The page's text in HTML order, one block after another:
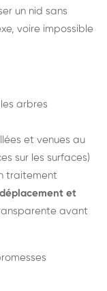
un nid sans
voire impossible
arbres
et venues au
sur les surfaces)
traitement
et
avant